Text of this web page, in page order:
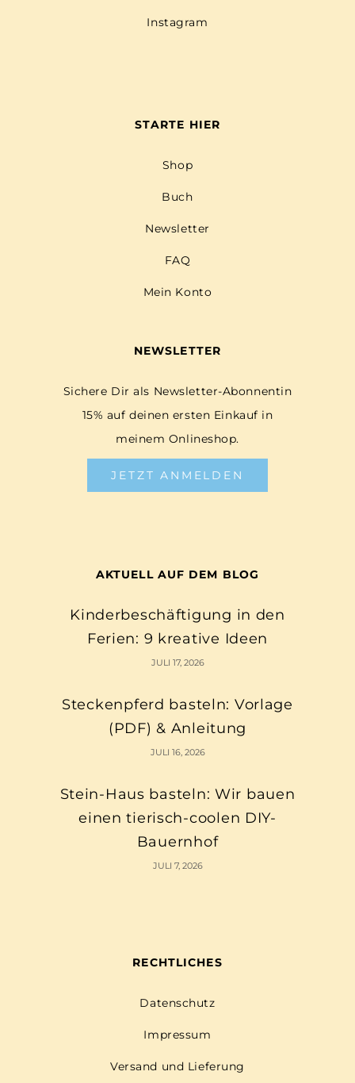
Instagram
STARTE HIER
Shop
Buch
Newsletter
FAQ
Mein Konto
NEWSLETTER
Sichere Dir als Newsletter-Abonnentin
15% auf deinen ersten Einkauf in
meinem Onlineshop.
JETZT ANMELDEN
AKTUELL AUF DEM BLOG
Kinderbeschäftigung in den
Ferien: 9 kreative Ideen
JULI 17, 2026
Steckenpferd basteln: Vorlage
(PDF) & Anleitung
JULI 16, 2026
Stein-Haus basteln: Wir bauen
einen tierisch-coolen DIY-
Bauernhof
JULI 7, 2026
RECHTLICHES
Datenschutz
Impressum
Versand und Lieferung